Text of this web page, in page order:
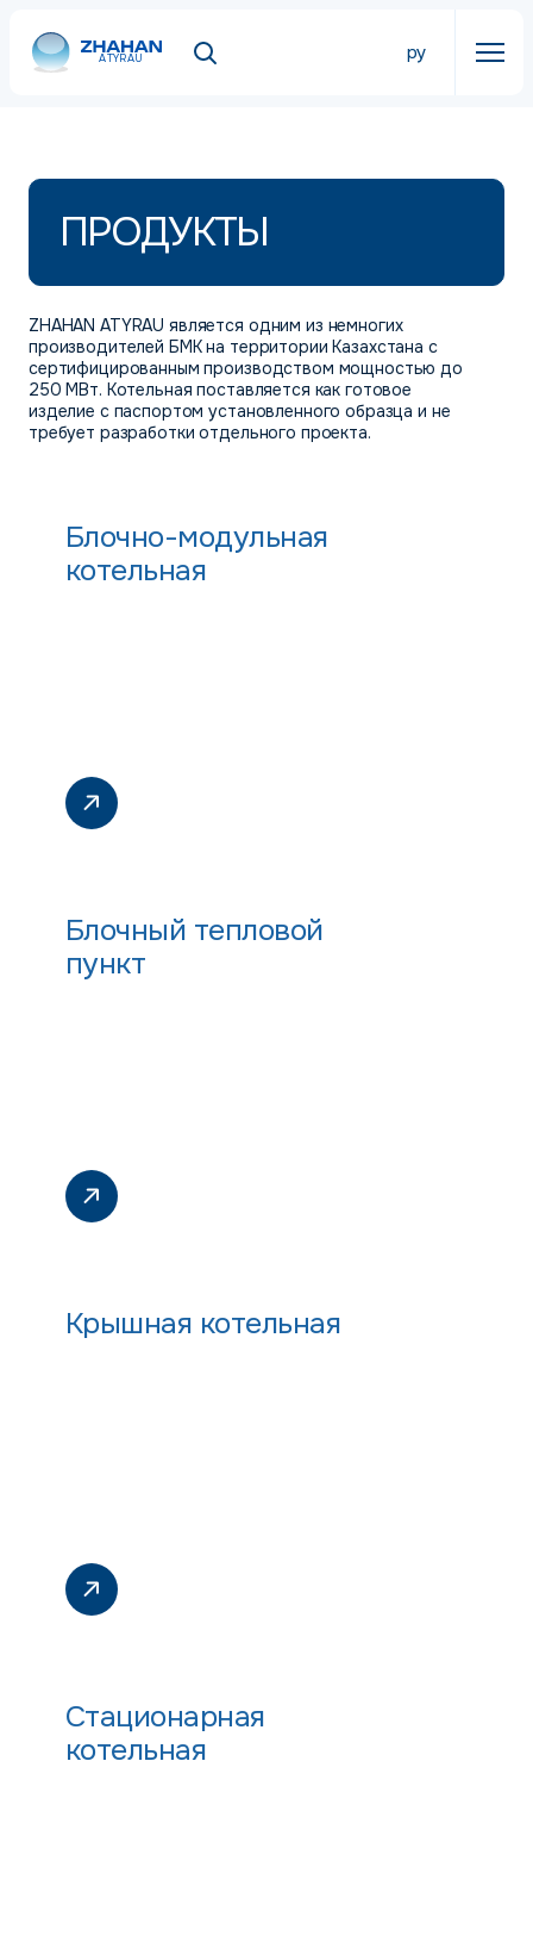
ATYRAU ру
ПРОДУКТЫ
ZHAHAN ATYRAU является одним из немногих
производителей БМК на территории Казахстана с
сертифицированным производством мощностью до
250 МВт. Котельная поставляется как готовое
изделие с паспортом установленного образца и не
требует разработки отдельного проекта.
Блочно-модульная
котельная
Блочный тепловой
пункт
Крышная котельная
Стационарная
котельная